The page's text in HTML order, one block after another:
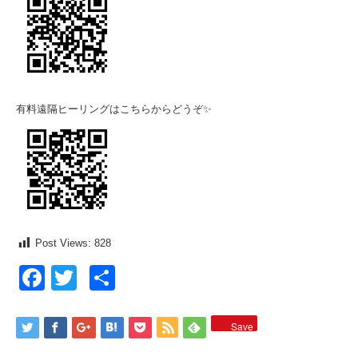
有料遠隔ヒーリングはこちらからどうぞ✨
Post Views: 828
Facebook
Twitter
Save